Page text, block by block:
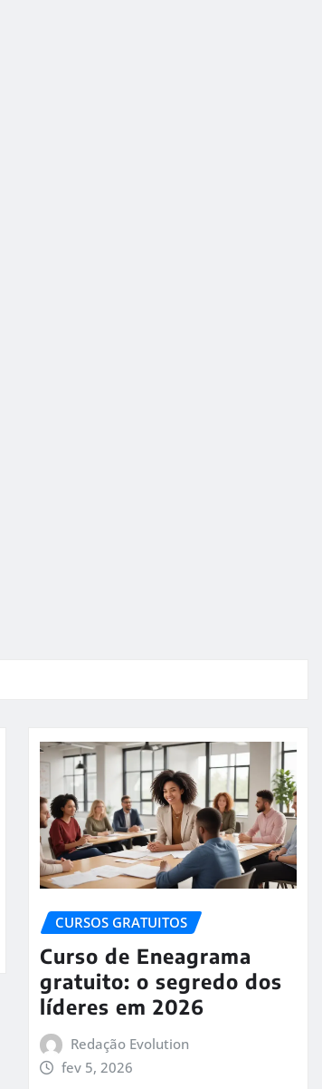
CURSOS GRATUITOS
Curso de Eneagrama
gratuito: o segredo dos
líderes em 2026
Redação Evolution
fev 5, 2026